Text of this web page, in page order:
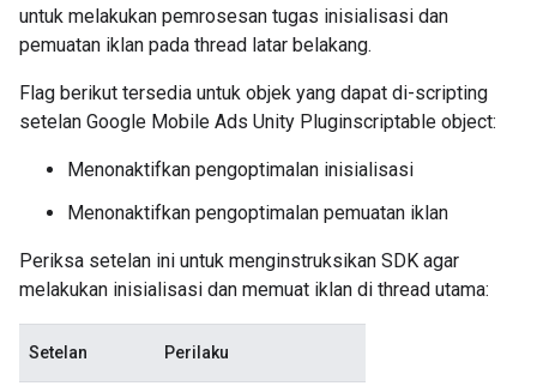
untuk melakukan pemrosesan tugas inisialisasi dan
pemuatan iklan pada thread latar belakang.
Flag berikut tersedia untuk objek yang dapat di-scripting
setelan Google Mobile Ads Unity Pluginscriptable object:
Menonaktifkan pengoptimalan inisialisasi
Menonaktifkan pengoptimalan pemuatan iklan
Periksa setelan ini untuk menginstruksikan SDK agar
melakukan inisialisasi dan memuat iklan di thread utama:
Setelan Perilaku